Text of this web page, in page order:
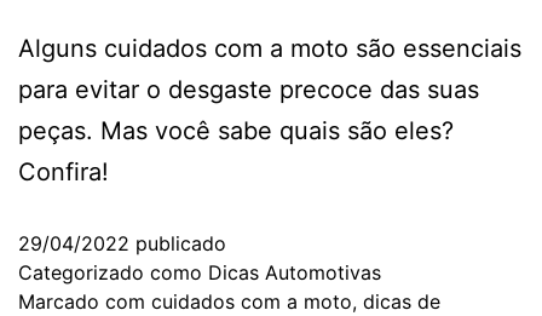
Alguns cuidados com a moto são essenciais
para evitar o desgaste precoce das suas
peças. Mas você sabe quais são eles?
Confira!
29/04/2022 publicado
Categorizado como Dicas Automotivas
Marcado com cuidados com a moto, dicas de